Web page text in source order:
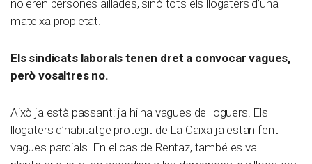
no eren persones aïllades, sinó tots els llogaters d’una
mateixa propietat.
Els sindicats laborals tenen dret a convocar vagues,
però vosaltres no.
Això ja està passant: ja hi ha vagues de lloguers. Els
llogaters d’habitatge protegit de La Caixa ja estan fent
vagues parcials. En el cas de Rentaz, també es va